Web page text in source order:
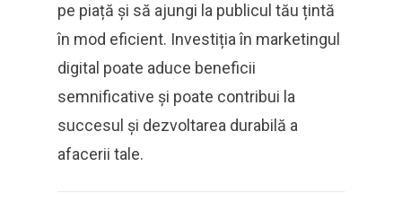
pe piață și să ajungi la publicul tău țintă
în mod eficient. Investiția în marketingul
digital poate aduce beneficii
semnificative și poate contribui la
succesul și dezvoltarea durabilă a
afacerii tale.